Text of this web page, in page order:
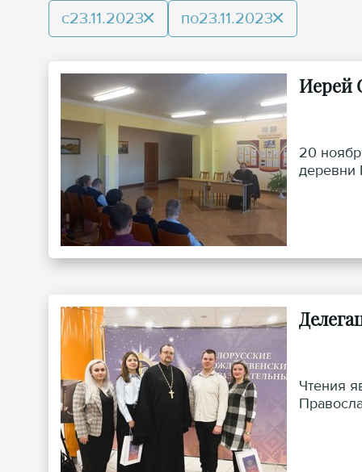
с23.11.2023 по23.11.2023
Иерей
20
деревни
Чтения